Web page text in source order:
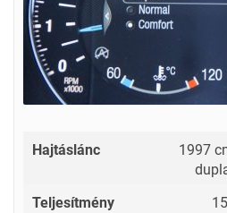
Hajtáslánc
1997
Teljesítmény